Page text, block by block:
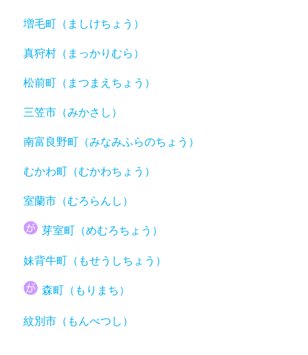
増毛町（ましけちょう）
真狩村（まっかりむら）
松前町（まつまえちょう）
三笠市（みかさし）
南富良野町（みなみふらのちょう）
むかわ町（むかわちょう）
室蘭市（むろらんし）
芽室町（めむろちょう）
妹背牛町（もせうしちょう）
森町（もりまち）
紋別市（もんべつし）